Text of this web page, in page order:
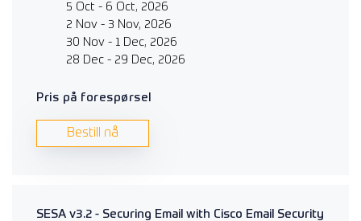
5 Oct - 6 Oct, 2026
2 Nov - 3 Nov, 2026
30 Nov - 1 Dec, 2026
28 Dec - 29 Dec, 2026
Pris på forespørsel
Bestill nå
SESA v3.2 - Securing Email with Cisco Email Security